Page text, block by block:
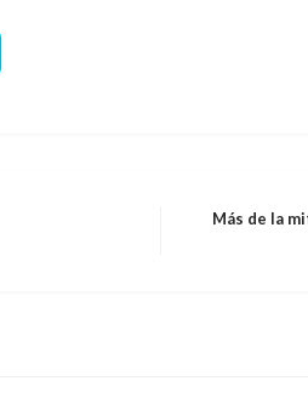
Más de la